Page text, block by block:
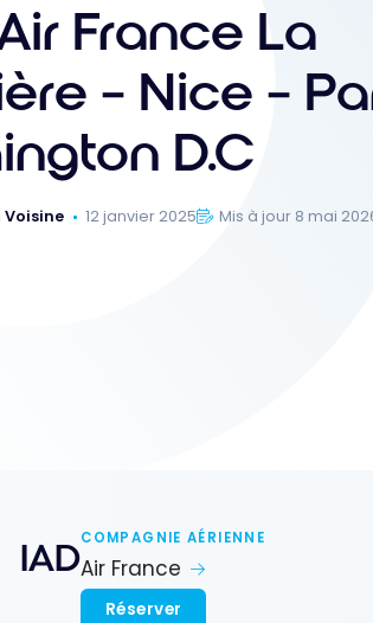
France La
– Nice –
D.C
12 janvier 2025 Mis à jour 8 mai
IADCOMPAGNIE AÉRIENNE
Air France
Réserver